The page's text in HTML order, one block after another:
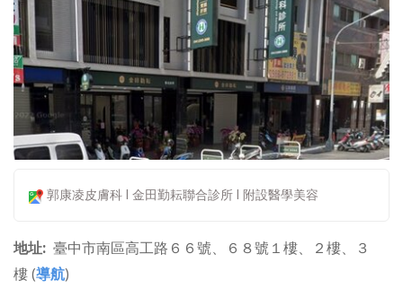
郭康凌皮膚科 l 金田勤耘聯合診所 l 附設醫學美容
地址 臺中市南區高工路６６號、６８號１樓、２樓、３
樓 (導航)